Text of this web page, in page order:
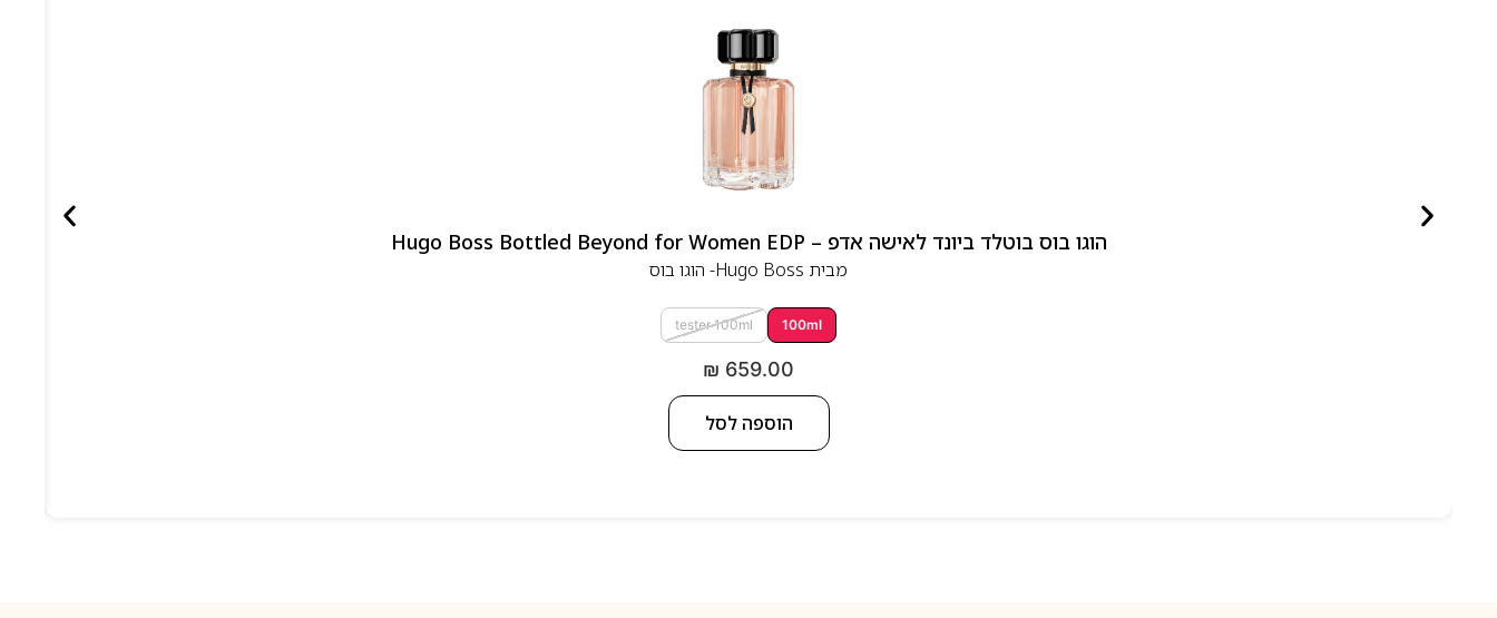
הוגו בוס בוטלד ביונד לאישה אדפ – Hugo Boss Bottled Beyond for Women EDP
מבית Hugo Boss- הוגו בוס
100ml
tester 100ml
₪ 659.00
הוספה לסל